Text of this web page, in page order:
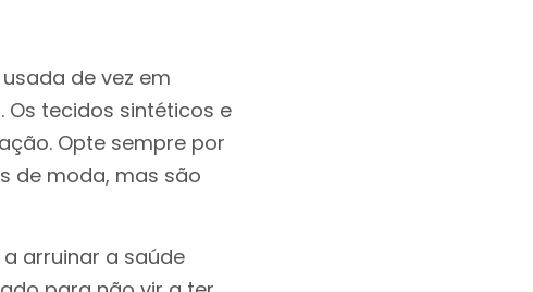
de vez em
tecidos sintéticos e
Opte sempre por
de moda, mas são
arruinar a saúde